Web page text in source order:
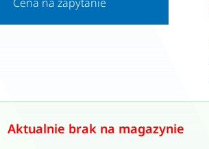
Aktualnie brak na magazynie